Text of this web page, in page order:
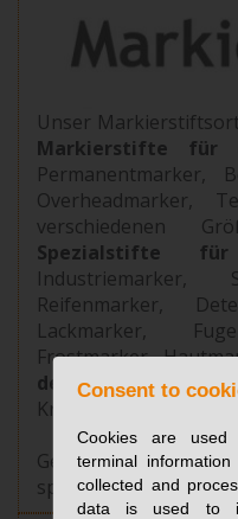
Unser
Markierstifte für
Permanentmarker,
Overheadmarker,
verschiedenen
Spezialstifte
Industriemarker,
Reifenmarker,
Lackmarker,
Frostmarker,
den kreativen
Kreidemarker,
Gern entwickeln wir
spezielle
Consent to
Cookies are
terminal
collected and
data is used to